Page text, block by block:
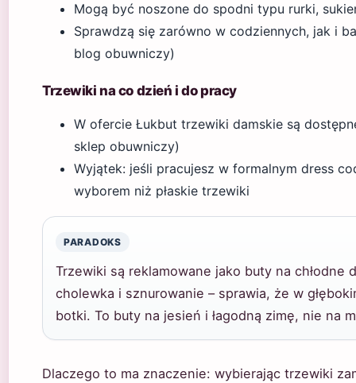
Mogą być noszone do spodni typu rurki,
Sprawdzą się zarówno w codziennych, jak i
blog obuwniczy)
Trzewiki na co dzień i do pracy
W ofercie Łukbut trzewiki damskie są
sklep obuwniczy)
Wyjątek: jeśli pracujesz w formalnym dress
wyborem niż płaskie trzewiki
PARADOKS
Trzewiki są reklamowane jako buty na chłodne
cholewka i sznurowanie – sprawia, że w
botki. To buty na jesień i łagodną zimę, nie na
Dlaczego to ma znaczenie: wybierając trzewiki